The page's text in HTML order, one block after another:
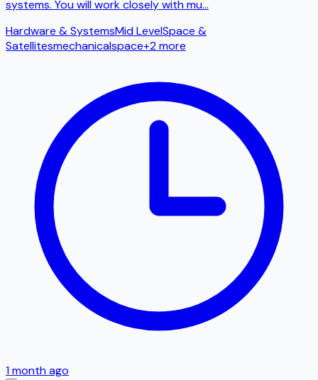
systems. You will work closely with mu...
Hardware & SystemsMid LevelSpace &
Satellitesmechanicalspace+2more
1 month ago